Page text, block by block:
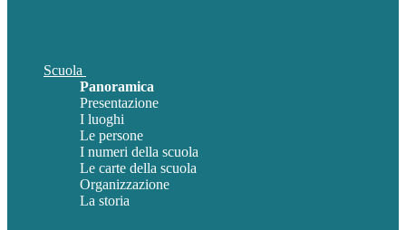
Scuola
Panoramica
Presentazione
I luoghi
Le persone
I numeri della scuola
Le carte della scuola
Organizzazione
La storia